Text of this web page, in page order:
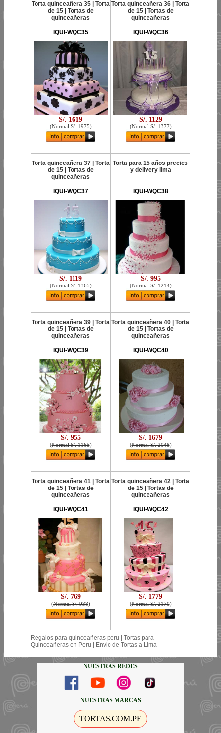
Torta quinceañera 35 | Torta
de 15 | Tortas de
quinceañeras
IQUI-WQC35
S/. 1619
(Normal S/. 1975)
Torta quinceañera 36 | Torta
de 15 | Tortas de
quinceañeras
IQUI-WQC36
S/. 1129
(Normal S/. 1377)
Torta quinceañera 37 | Torta
de 15 | Tortas de
quinceañeras
IQUI-WQC37
S/. 1119
(Normal S/. 1365)
Torta para 15 años precios
y delivery lima
IQUI-WQC38
S/. 995
(Normal S/. 1214)
Torta quinceañera 39 | Torta
de 15 | Tortas de
quinceañeras
IQUI-WQC39
S/. 955
(Normal S/. 1165)
Torta quinceañera 40 | Torta
de 15 | Tortas de
quinceañeras
IQUI-WQC40
S/. 1679
(Normal S/. 2048)
Torta quinceañera 41 | Torta
de 15 | Tortas de
quinceañeras
IQUI-WQC41
S/. 769
(Normal S/. 938)
Torta quinceañera 42 | Torta
de 15 | Tortas de
quinceañeras
IQUI-WQC42
S/. 1779
(Normal S/. 2170)
Regalos para quinceañeras peru | Tortas para
Quinceañeras en Peru | Envio de Tortas a Lima
NUESTRAS REDES
NUESTRAS MARCAS
TORTAS.COM.PE